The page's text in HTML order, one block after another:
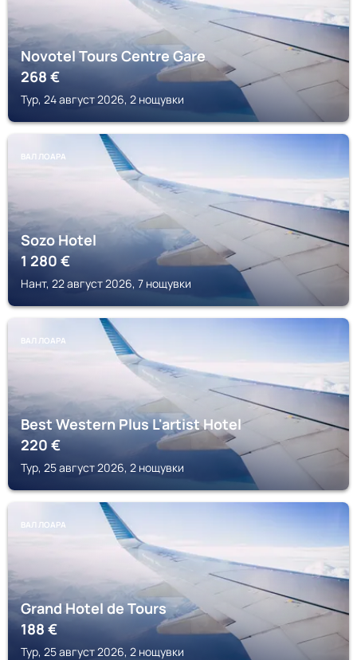
Novotel Tours Centre Gare
268€
Тур, 24 август 2026, 2 нощувки
ВАЛ ЛОАРА
Sozo Hotel
1 280€
Нант, 22 август 2026, 7 нощувки
ВАЛ ЛОАРА
Best Western Plus L'artist Hotel
220€
Тур, 25 август 2026, 2 нощувки
ВАЛ ЛОАРА
Grand Hotel de Tours
188€
Тур, 25 август 2026, 2 нощувки